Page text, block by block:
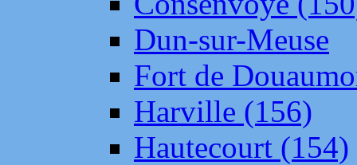
Dun-sur-Meuse
Fort de
Harville (156)
Hautecourt (154)